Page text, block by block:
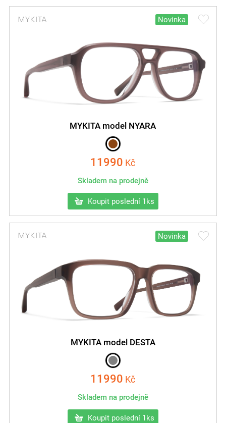
Novinka
MYKITA model NYARA
11990 Kč
Skladem na prodejně
Koupit poslední 1ks
Novinka
MYKITA model DESTA
11990 Kč
Skladem na prodejně
Koupit poslední 1ks